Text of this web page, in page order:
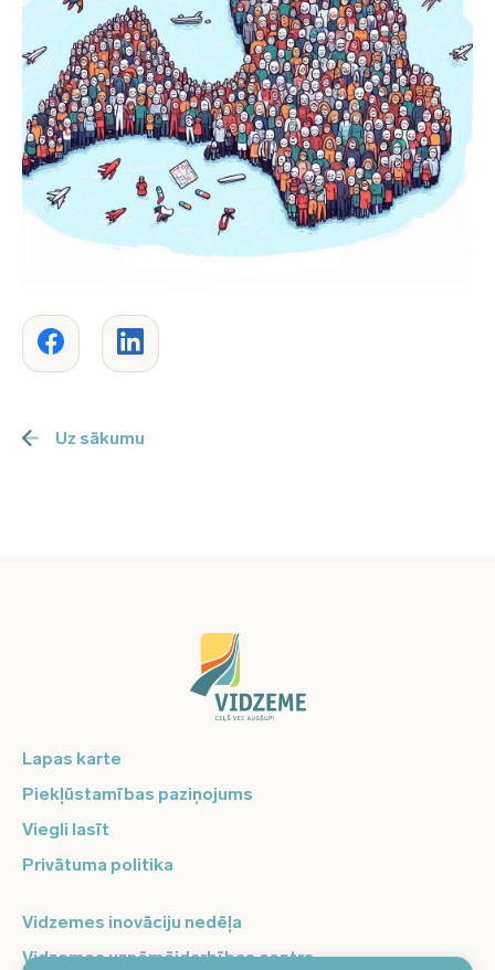
Uz sākumu
Lapas karte
Piekļūstamības paziņojums
Viegli lasīt
Privātuma politika
Vidzemes inovāciju nedēļa
Vidzemes uzņēmējdarbības centrs